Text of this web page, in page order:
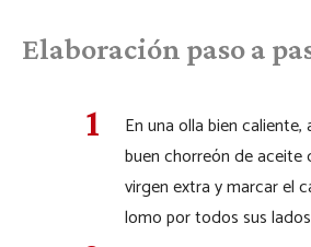
Elaboración paso a
En una olla bien caliente,
buen chorreón de aceite
virgen extra y marcar el
lomo por todos sus